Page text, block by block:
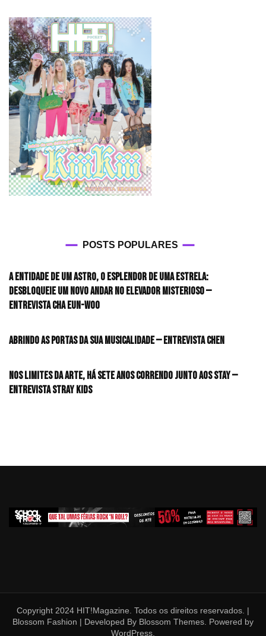
POSTS POPULARES
A entidade de um astro, o esplendor de uma estrela:
desbloqueie um novo andar no elevador misterioso —
Entrevista CHA EUN-WOO
Abrindo as portas da sua musicalidade — Entrevista CHEN
Nos limites da arte, há sete anos correndo junto aos STAY —
Entrevista Stray Kids
Copyright 2024 HIT!Magazine. Todos os direitos reservados. |
Blossom Fashion | Developed By Blossom Themes . Powered by
WordPress